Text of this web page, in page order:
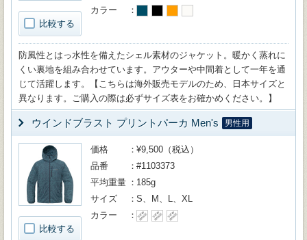
比較する
カラー
防風性とはっ水性を備えたシェル素材のジャケット。暖かく蒸れに
くい裏地を組み合わせています。アウターや中間着として一年を通
じて活躍します。【こちらは海外販売モデルのため、日本サイズと
異なります。ご購入の際は必ずサイズ表をお確かめください。】
ウインドブラスト プリントパーカ Men's 男性用
比較する
価格
¥9,500（税込）
品番
#1103373
平均重量
185g
サイズ
S、M、L、XL
カラー